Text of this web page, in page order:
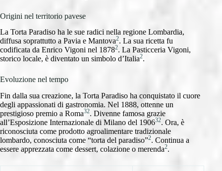
Origini nel territorio pavese
La Torta Paradiso ha le sue radici nella regione Lombardia,
diffusa soprattutto a Pavia e Mantova2. La sua ricetta fu
codificata da Enrico Vigoni nel 18782. La Pasticceria Vigoni,
storico locale, è diventato un simbolo d’Italia2.
Evoluzione nel tempo
Fin dalla sua creazione, la Torta Paradiso ha conquistato il cuore
degli appassionati di gastronomia. Nel 1888, ottenne un
prestigioso premio a Roma32. Divenne famosa grazie
all’Esposizione Internazionale di Milano del 190632. Ora, è
riconosciuta come prodotto agroalimentare tradizionale
lombardo, conosciuta come “torta del paradiso”2. Continua a
essere apprezzata come dessert, colazione o merenda2.